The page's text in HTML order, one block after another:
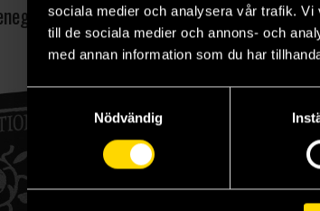
sociala medier och analysera vår trafik. Vi
till de sociala medier och annons- och
med annan information som du har
Samtyckesval
Nödvändig
Game Studios